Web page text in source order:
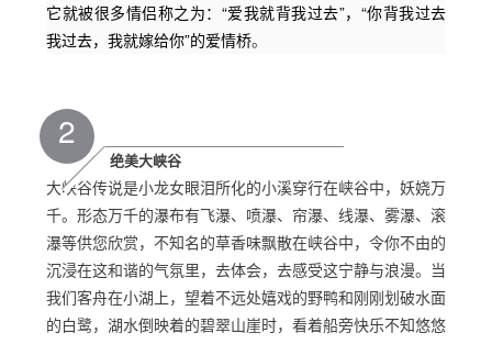
它就被很多情侣称之为：“爱我就背我过去”，“你背我过去
我过去，我就嫁给你”的爱情桥。
绝美大峡谷
2
大峡谷传说是小龙女眼泪所化的小溪穿行在峡谷中，妖娆万
千。形态万千的瀑布有飞瀑、喷瀑、帘瀑、线瀑、雾瀑、滚
瀑等供您欣赏，不知名的草香味飘散在峡谷中，令你不由的
沉浸在这和谐的气氛里，去体会，去感受这宁静与浪漫。当
我们客舟在小湖上，望着不远处嬉戏的野鸭和刚刚划破水面
的白鹭，湖水倒映着的碧翠山崖时，看着船旁快乐不知悠悠